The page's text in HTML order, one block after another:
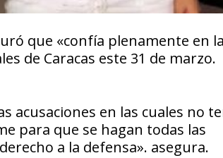
que «confía plenamente en la
de Caracas este 31 de marzo.
acusaciones en las cuales no
para que se hagan todas las
a la defensa». asegura.